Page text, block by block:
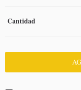
Cantidad